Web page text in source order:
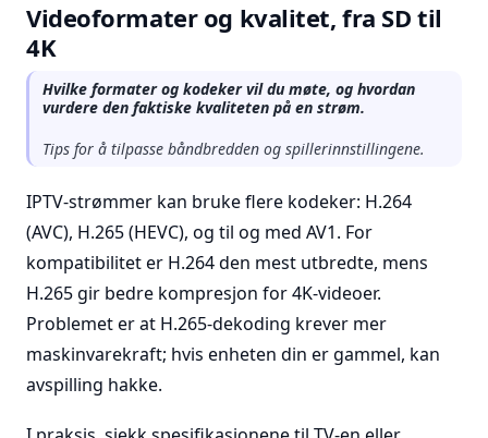
Videoformater og kvalitet, fra SD til
4K
Hvilke formater og kodeker vil du møte, og hvordan
vurdere den faktiske kvaliteten på en strøm.
Tips for å tilpasse båndbredden og spillerinnstillingene.
IPTV-strømmer kan bruke flere kodeker: H.264
(AVC), H.265 (HEVC), og til og med AV1. For
kompatibilitet er H.264 den mest utbredte, mens
H.265 gir bedre kompresjon for 4K-videoer.
Problemet er at H.265-dekoding krever mer
maskinvarekraft; hvis enheten din er gammel, kan
avspilling hakke.